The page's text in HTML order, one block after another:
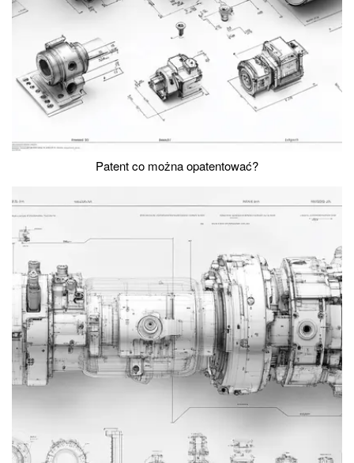
Patent co można opatentować?